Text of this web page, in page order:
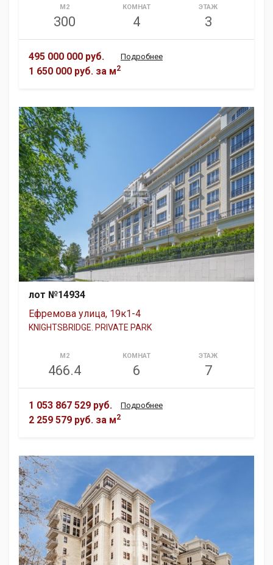
М2
300
КОМНАТ
4
ЭТАЖ
3
495 000 000 руб.
1 650 000 руб. за м2
Подробнее
лот №14934
Ефремова улица, 19к1-4
KNIGHTSBRIDGE. PRIVATE PARK
М2
466.4
КОМНАТ
6
ЭТАЖ
7
1 053 867 529 руб.
2 259 579 руб. за м2
Подробнее